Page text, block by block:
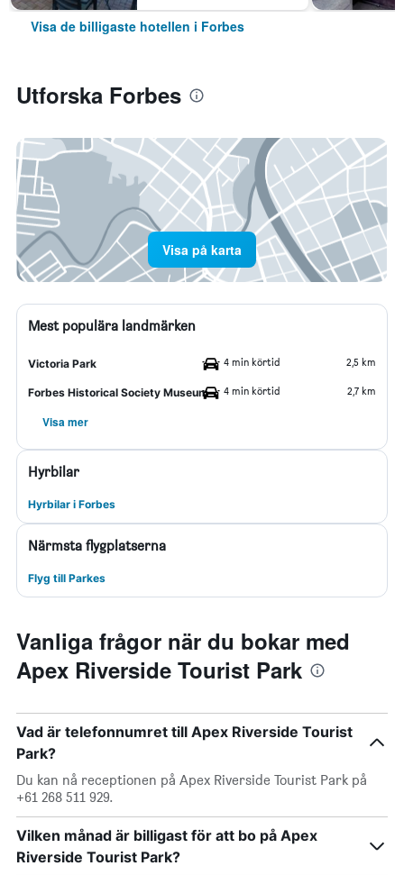
Visa de billigaste hotellen i Forbes
Utforska Forbes
Visa på karta
Mest populära landmärken
Victoria Park 4 min körtid 2,5 km
Forbes Historical Society Museum 4 min körtid 2,7 km
Visa mer
Hyrbilar
Hyrbilar i Forbes
Närmsta flygplatserna
Flyg till Parkes
Vanliga frågor när du bokar med
Apex Riverside Tourist Park
Vad är telefonnumret till Apex Riverside Tourist
Park?
Du kan nå receptionen på Apex Riverside Tourist Park på
+61 268 511 929.
Vilken månad är billigast för att bo på Apex
Riverside Tourist Park?